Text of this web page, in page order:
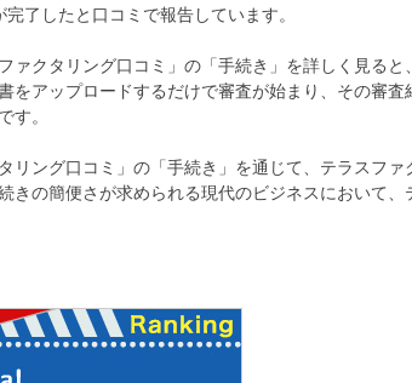
了したと口コミで報告しています。
ァクタリング口コミ」の「手続き」を詳しく見る
をアップロードするだけで審査が始まり、その審
す。
タリング口コミ」の「手続き」を通じて、テラスフ
きの簡便さが求められる現代のビジネスにおいて